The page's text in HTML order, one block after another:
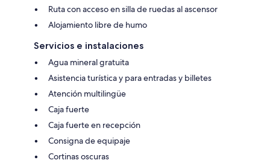
Ruta con acceso en silla de ruedas al ascensor
Alojamiento libre de humo
Servicios e instalaciones
Agua mineral gratuita
Asistencia turística y para entradas y billetes
Atención multilingüe
Caja fuerte
Caja fuerte en recepción
Consigna de equipaje
Cortinas oscuras